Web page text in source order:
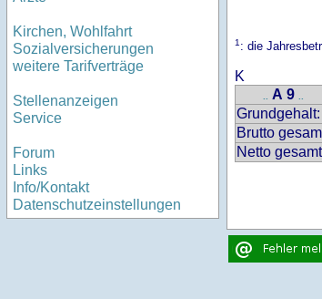
Kirchen, Wohlfahrt
Sozialversicherungen
weitere Tarifverträge
Stellenanzeigen
Service
Forum
Links
Info/Kontakt
Datenschutzeinstellungen
1: die
K
.. A 9 ..
Grundgehalt:
Brutto
Netto